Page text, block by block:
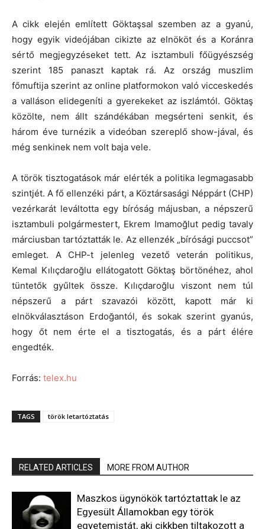
A cikk elején említett Göktaşsal szemben az a gyanú,
hogy egyik videójában cikizte az elnököt és a Koránra
sértő megjegyzéseket tett. Az isztambuli főügyészség
szerint 185 panaszt kaptak rá. Az ország muszlim
főmuftija szerint az online platformokon való vicceskedés
a valláson elidegeníti a gyerekeket az iszlámtól. Göktaş
közölte, nem állt szándékában megsérteni senkit, és
három éve turnézik a videóban szereplő show-jával, és
még senkinek nem volt baja vele.
A török tisztogatások már elérték a politika legmagasabb
szintjét. A fő ellenzéki párt, a Köztársasági Néppárt (CHP)
vezérkarát leváltotta egy bíróság májusban, a népszerű
isztambuli polgármestert, Ekrem Imamoğlut pedig tavaly
márciusban tartóztatták le. Az ellenzék „bírósági puccsot”
emleget. A CHP-t jelenleg vezető veterán politikus,
Kemal Kılıçdaroğlu ellátogatott Göktaş börtönéhez, ahol
tüntetők gyűltek össze. Kılıçdaroğlu viszont nem túl
népszerű a párt szavazói között, kapott már ki
elnökválasztáson Erdoğantól, és sokak szerint gyanús,
hogy őt nem érte el a tisztogatás, és a párt élére
engedték.
Forrás: telex.hu
TAGS török letartóztatás
RELATED ARTICLES MORE FROM AUTHOR
Maszkos ügynökök tartóztattak le az
Egyesült Államokban egy török
egyetemistát, aki cikkben tiltakozott a